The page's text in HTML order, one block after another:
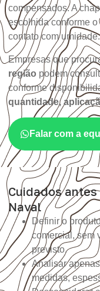
compensados. A
escolhida conforme
contato com umidade.
Empresas que
região podem
conforme
quantidade,
Falar com a
Cuidados
Naval
Definir o
comercial, sem
previsto.
Analisar
medidas,